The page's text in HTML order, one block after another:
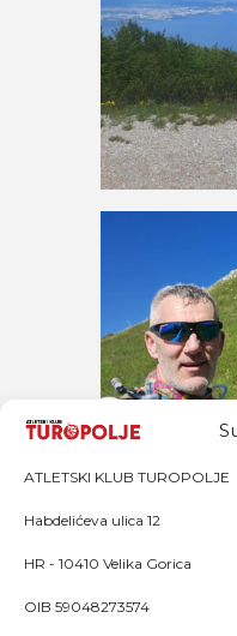
ATLETSKI KLUB TUROPOLJE
Habdelićeva ulica 12
HR - 10410 Velika Gorica
OIB 59048273574